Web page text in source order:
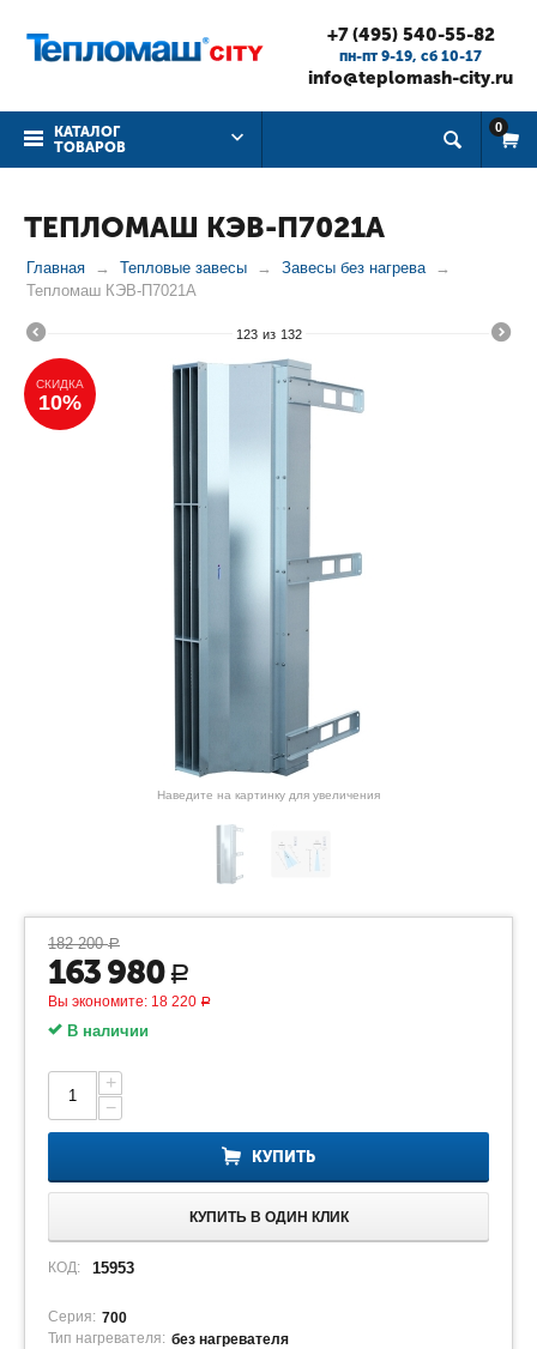
+7 (495) 540-55-82
пн-пт 9-19, cб 10-17
info@teplomash-city.ru
КАТАЛОГ
ТОВАРОВ
0
ТЕПЛОМАШ КЭВ-П7021А
Главная Тепловые завесы
Завесы без нагрева
Тепломаш КЭВ-П7021А
123 из 132
СКИДКА
10%
Наведите на картинку для увеличения
182 200 Р
163 980 Р
Вы экономите: 18 220 Р
В наличии
+
−
КУПИТЬ
КУПИТЬ В ОДИН КЛИК
КОД: 15953
Серия: 700
Тип нагревателя: без нагревателя